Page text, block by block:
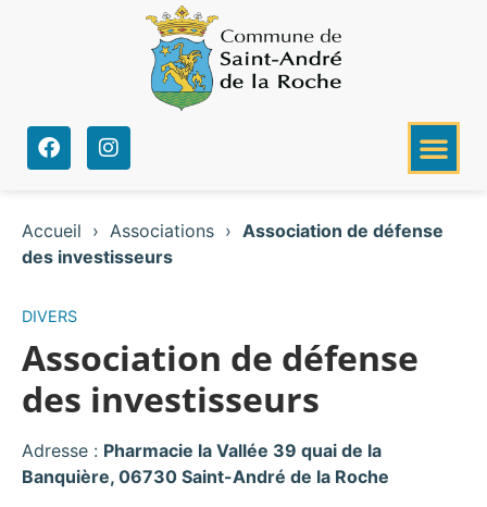
Accueil › Associations › Association de défense
des investisseurs
DIVERS
Association de défense
des investisseurs
Adresse : Pharmacie la Vallée 39 quai de la
Banquière, 06730 Saint-André de la Roche